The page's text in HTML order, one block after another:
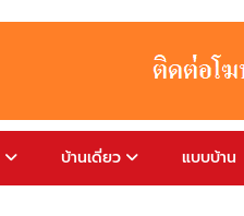
บ้านเดี่ยว แบบบ้าน